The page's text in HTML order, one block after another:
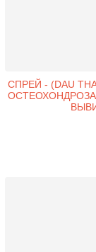
СПРЕЙ - (DAU